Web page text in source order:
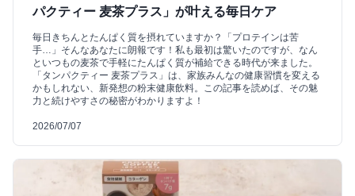
パクティー 麦茶プラス」が叶える毎日ケア
毎日きちんとたんぱく質を摂れていますか？「プロテインは苦
手…」そんなあなたに朗報です！私も最初は驚いたのですが、なん
といつもの麦茶で手軽にたんぱく質が補給できる時代が来ました。
「タンパクティー 麦茶プラス」は、家族みんなの健康習慣を変える
かもしれない、新発想の粉末健康飲料。この記事を読めば、その魅
力と続けやすさの秘密がわかりますよ！
2026/07/07